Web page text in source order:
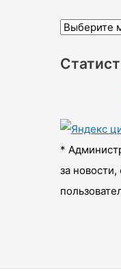
А
х
ы
*
за